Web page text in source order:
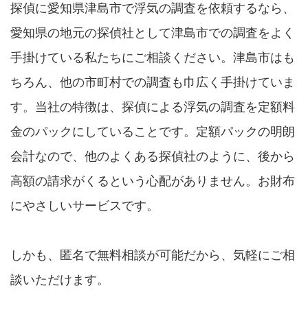
探偵に愛知県津島市で浮気の調査を依頼するなら、
愛知県の地元の探偵社として津島市での調査をよく
手掛けている私たちにご相談ください。津島市はも
ちろん、他の市町村での調査も巾広く手掛けていま
す。当社の特徴は、探偵による浮気の調査を定額料
金のパックにしていることです。定額パックの明朗
会計なので、他のよくある探偵社のように、後から
高額の請求がくるという心配がありません。お財布
にやさしいサービスです。
しかも、匿名で無料相談が可能だから、気軽にご相
談いただけます。